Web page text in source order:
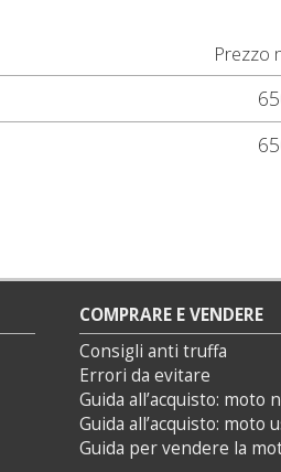
Prezzo
COMPRARE E VENDERE
Consigli anti truffa
Errori da evitare
Guida all’acquisto: moto
Guida all’acquisto: moto
Guida per vendere la